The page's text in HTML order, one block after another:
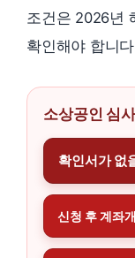
조건은 2026년
확인해야 합니
소상공인 심
확인서가 없
신청 후 계좌